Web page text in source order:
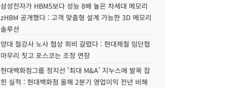
삼성전자가 HBM5보다 성능 8배 높은 차세대 메모리
zHBM 공개했다 : 고객 맞춤형 설계 가능한 3D 메모리
솔루션
양대 철강사 노사 협상 희비 갈렸다 : 현대제철 임단협
마무리 짓고 포스코는 조정 연장
현대백화점그룹 정지선 '최대 M&A' 지누스에 발목 잡
힌 실적 : 현대백화점 올해 2분기 영업이익 전년 비해